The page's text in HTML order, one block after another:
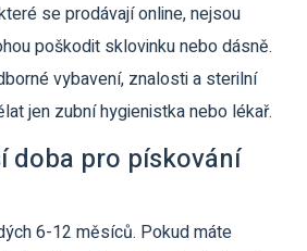
se prodávají online, nejsou
poškodit sklovinku nebo dásně.
vybavení, znalosti a sterilní
jen zubní hygienistka nebo lékař.
doba pro pískování
6-12 měsíců. Pokud máte